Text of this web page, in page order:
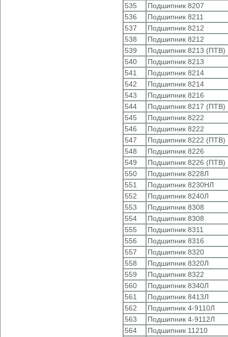
535
Подшипник 8207
536
Подшипник 8211
537
Подшипник 8212
538
Подшипник 8212
539
Подшипник 8213 (ПТВ)
540
Подшипник 8213
541
Подшипник 8214
542
Подшипник 8214
543
Подшипник 8216
544
Подшипник 8217 (ПТВ)
545
Подшипник 8222
546
Подшипник 8222
547
Подшипник 8222 (ПТВ)
548
Подшипник 8226
549
Подшипник 8226 (ПТВ)
550
Подшипник 8228Л
551
Подшипник 8230НЛ
552
Подшипник 8240Л
553
Подшипник 8308
554
Подшипник 8308
555
Подшипник 8311
556
Подшипник 8316
557
Подшипник 8320
558
Подшипник 8320Л
559
Подшипник 8322
560
Подшипник 8340Л
561
Подшипник 8413Л
562
Подшипник 4-9110Л
563
Подшипник 4-9112Л
564
Подшипник 11210